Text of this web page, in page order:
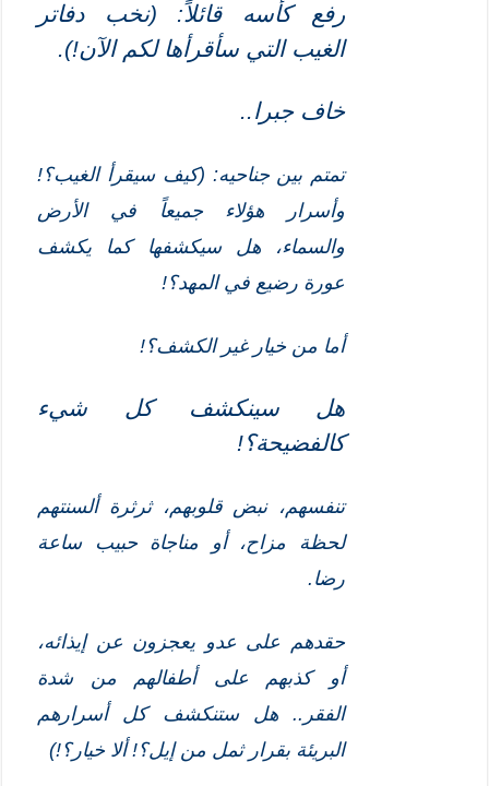
رفع كأسه قائلاً: (نخب دفاتر
الغيب التي سأقرأها لكم الآن!).
خاف جبرا..
تمتم بين جناحيه: (كيف سيقرأ الغيب؟!
وأسرار هؤلاء جميعاً في الأرض
والسماء، هل سيكشفها كما يكشف
عورة رضيع في المهد؟!
أما من خيار غير الكشف؟!
هل سينكشف كل شيء
كالفضيحة؟!
تنفسهم، نبض قلوبهم، ثرثرة ألسنتهم
لحظة مزاح، أو مناجاة حبيب ساعة
رضا.
حقدهم على عدو يعجزون عن إيذائه،
أو كذبهم على أطفالهم من شدة
الفقر.. هل ستنكشف كل أسرارهم
البريئة بقرار ثمل من إيل؟! ألا خيار؟!)